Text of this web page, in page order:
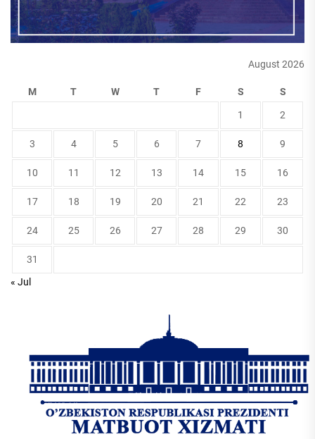
August 2026
M T W T F S S
1 2
3 4 5 6 7 8 9
10 11 12 13 14 15 16
17 18 19 20 21 22 23
24 25 26 27 28 29 30
31
« Jul